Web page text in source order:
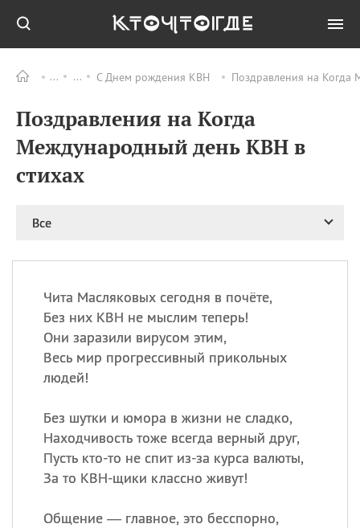
С Днем рождения КВН Поздравления на Когда
Поздравления на Когда
Международный день КВН в
стихах
Все
Чита Масляковых сегодня в почёте,
Без них КВН не мыслим теперь!
Они заразили вирусом этим,
Весь мир прогрессивный прикольных
людей!
Без шутки и юмора в жизни не сладко,
Находчивость тоже всегда верный друг,
Пусть кто-то не спит из-за курса валюты,
За то КВН-щики классно живут!
Общение — главное, это бесспорно,
ПРАЗДНИКИ Все
06.08 Преображение
Господне у западных
христиан
07.08 День ассирийских
07.08 Национальный день
маяка
07.08 Годовщина битвы при
Бояка
Сегодня празднуют именины
Анатолий , Афанасий,